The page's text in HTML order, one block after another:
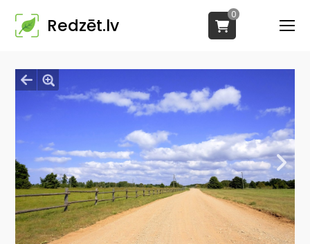
Redzēt.lv
0